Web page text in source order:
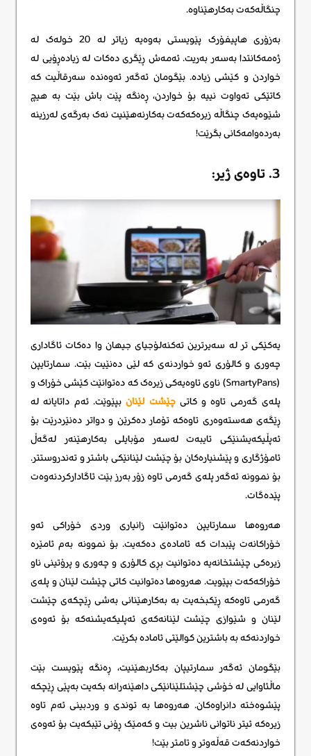
چنگاڵەکەت بەکارهێناوە.
بەزۆری هاپیفۆرک پێویستی بەوەیە زیاتر لە 20 خولەک لە
ژەمەکانتدا بەسەر بەریت. ئەمەش ڕێگری دەکات لە زیادەڕۆیی لە
خواردن و کێشی زیادە. بێگومان ئەگەر ئەوەندە سەرقاڵیت کە
کاتێکی تەواوت نییە بۆ خواردن، ڕەنگە پێت باش بێت بە هیچ
شێوەیەک چنگاڵە زیرەکەکەت بەکارنەهێنیت نەک بەرگەی لەرزینە
بەردەوامەکانی بگرێت!
3. تاوەی ژیر:
یەکێکی تر لە سەیرترین تەکنەلۆجیای جیهان وا دەکات ئاگاداری
چەوری و کالۆری ئەو خواردنەی کە لێی دەنێیت بێت. سمارتایپن
(SmartyPans) ناوی تاوەیەکی زیرەک کە دەتوانێت کێشی خۆراک و
پلەی گەرمی تاوە و کاتیچێشت لێنانبپێوێت. ئەم داتایانە لە
ڕێگەی هەستەوەری تاوەکه تۆمار دەکرێن و دواتر دەنێردرێت بۆ
ئەپڵیکەیشنێکی تایبەت لەسەر مۆبایلی بەکارهێنەر لەگەڵ
ئامۆژگاری و پێشنیارەکان بۆ چێشت لێنانێکی باشتر و تەندروستتر.
بۆ نموونە ئەگەر پلەی گەرمی تاوە زۆر بەرز بێت ئاگادارکردنەوەت
پێدەگات.
هەروەها سمارتایپن دەتوانێت زانیاری وردی خۆراکی ئەو
خۆراکانەت پێبدات کە ئامادەی دەکەیت. بۆ نموونە بەم ئامێرە
زیرەکی چێشتخانەیە دەتوانیت بڕی کالۆری و چەوری و پرۆتینی ناو
خۆراکەکەت بپێویت. هەروەها دەتوانیت کاتی چێشت لێنان و پلەی
گەرمی تاوەکە ڕێکبخەیت بە بەکارهێنانی بەشی ڕێچکەی چێشت
لێنان و شێوازی چێشت لێنانەکەی ئەپلیکەیشنەکە بۆ ئەوەی
خواردنەکە بە باشترین کوالێتی ئامادە بکرێت.
بێگومان ئەگەر سمارتیپان بەکاربهێنیت، ڕەنگە پێویست بێت
ماڵئاوایی لە خۆشی چێشتلێنانێکی داهێنەرانە بکەیت بەپێی ڕێچکە
پێشوەختە دانراوەکان. هەروەها بە توندی و وردبینی ئەم تاوە
زیرەکە ئیتر ناتوانی ناشرین بیت و کەمێک ڕۆنی تێبکەیت بۆ ئەوەی
خواردنەکەت قەڵەوتر و تامتر بێت!